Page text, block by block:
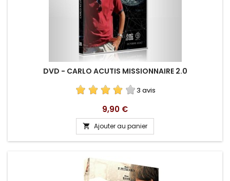
DVD - CARLO ACUTIS MISSIONNAIRE 2.0
3 avis
Prix
9,90 €
 Ajouter au panier